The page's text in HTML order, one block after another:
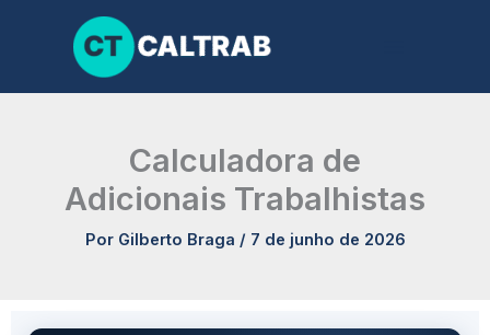
conteúdo
Calculadora de
Adicionais Trabalhistas
Por Gilberto Braga / 7 de junho de 2026